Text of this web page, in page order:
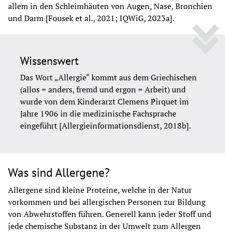
allem in den Schleimhäuten von Augen, Nase, Bronchien
und Darm [Fousek et al., 2021; IQWiG, 2023a].
Wissenswert
Das Wort „Allergie“ kommt aus dem Griechischen
(allos = anders, fremd und ergon = Arbeit) und
wurde von dem Kinderarzt Clemens Pirquet im
Jahre 1906 in die medizinische Fachsprache
eingeführt [Allergieinformationsdienst, 2018b].
Was sind Allergene?
Allergene sind kleine Proteine, welche in der Natur
vorkommen und bei allergischen Personen zur Bildung
von Abwehrstoffen führen. Generell kann jeder Stoff und
jede chemische Substanz in der Umwelt zum Allergen